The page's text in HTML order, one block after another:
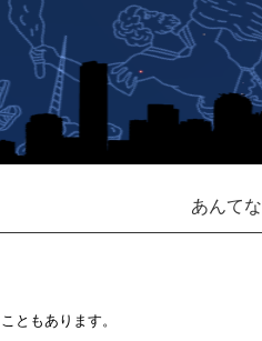
あんてな
ともあります。